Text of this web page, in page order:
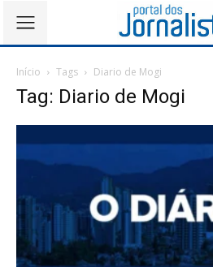
Início Tags Diario de Mogi
Tag: Diario de Mogi